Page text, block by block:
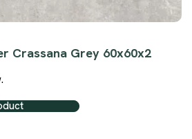
Crassana Grey 60x60x2